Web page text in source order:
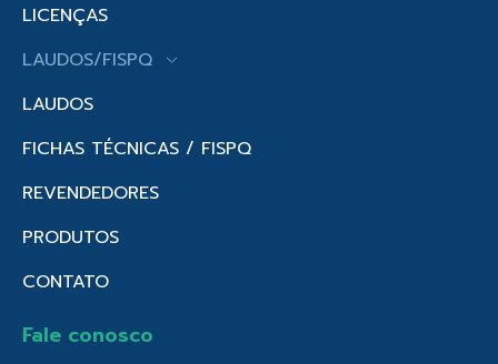
LICENÇAS
LAUDOS/FISPQ
LAUDOS
FICHAS TÉCNICAS / FISPQ
REVENDEDORES
PRODUTOS
CONTATO
Fale conosco